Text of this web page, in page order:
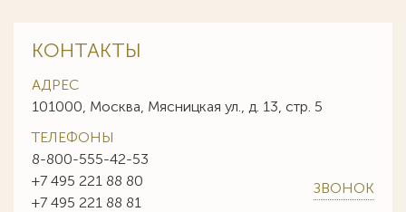
КОНТАКТЫ
АДРЕС
101000, Москва, Мясницкая ул., д. 13, стр. 5
ТЕЛЕФОНЫ
8-800-555-42-53
+7 495 221 88 80
+7 495 221 88 81
ЗВОНОК